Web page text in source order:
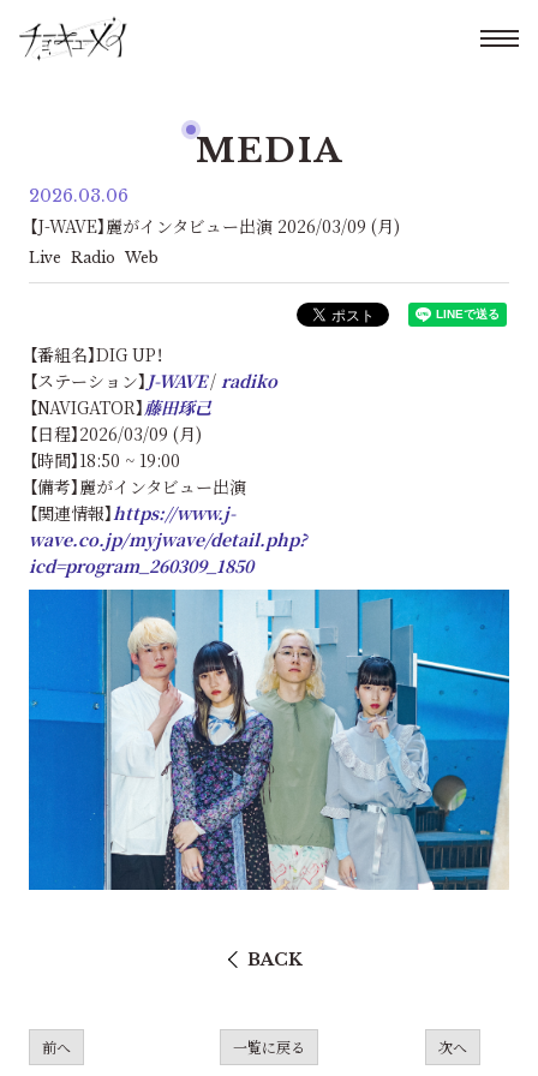
MEDIA
2026.03.06
【J-WAVE】麗がインタビュー出演 2026/03/09 (月)
Live Radio Web
【番組名】DIG UP！
【ステーション】 J-WAVE/ radiko
【NAVIGATOR】藤田琢己
【日程】2026/03/09 (月)
【時間】18:50 ~ 19:00
【備考】麗がインタビュー出演
【関連情報】https://www.j-
wave.co.jp/myjwave/detail.php?
icd=program_260309_1850
BACK
前へ 一覧に戻る 次へ